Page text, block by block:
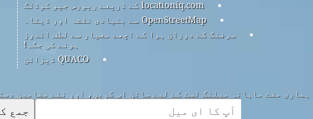
locationiq.com کے ذریعے ریورس جیو کوڈنگ
OpenStreetMap سے بنیادی نقشہ اور ڈیٹا۔
سرفنگ کے دوران ہوا کے اچھے معیار سے لطف اندوز
ہونے کی جگہ!
QUACO ڈیزائن
ہماری مفت ماہانہ میلنگ لسٹ کے لیے سائن اپ کریں، اور نئے مضامین
جمع